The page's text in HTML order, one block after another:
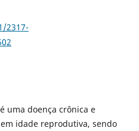
2317-
uma doença crônica e
idade reprodutiva, sendo